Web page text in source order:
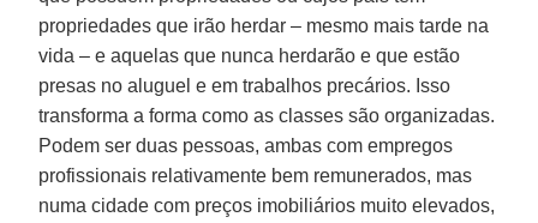
propriedades que irão herdar – mesmo mais tarde na
vida – e aquelas que nunca herdarão e que estão
presas no aluguel e em trabalhos precários. Isso
transforma a forma como as classes são organizadas.
Podem ser duas pessoas, ambas com empregos
profissionais relativamente bem remunerados, mas
numa cidade com preços imobiliários muito elevados,